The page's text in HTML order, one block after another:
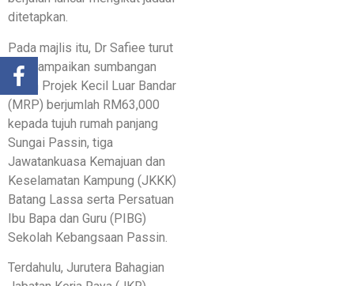
ditetapkan.
Pada majlis itu, Dr Safiee turut
menyampaikan sumbangan
geran Projek Kecil Luar Bandar
(MRP) berjumlah RM63,000
kepada tujuh rumah panjang
Sungai Passin, tiga
Jawatankuasa Kemajuan dan
Keselamatan Kampung (JKKK)
Batang Lassa serta Persatuan
Ibu Bapa dan Guru (PIBG)
Sekolah Kebangsaan Passin.
Terdahulu, Jurutera Bahagian